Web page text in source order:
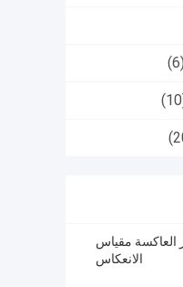
(6)
العاكسة مقياس
الانعكاس